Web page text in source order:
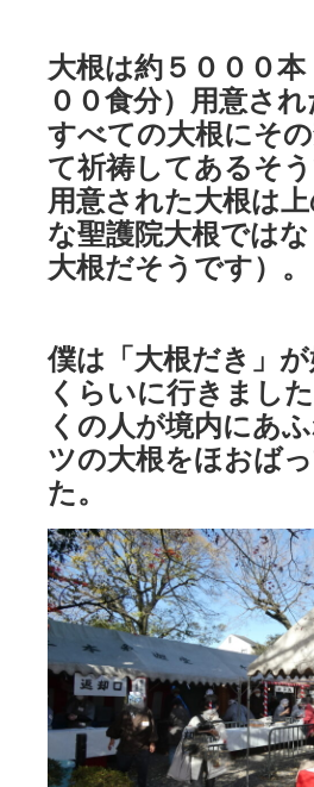
大根は約５０００本
００食分）用意され
すべての大根にそ
て祈祷してあるそ
用意された大根は
な聖護院大根では
大根だそうです）。
僕は「大根だき」
くらいに行きまし
くの人が境内にあ
ツの大根をほおば
た。